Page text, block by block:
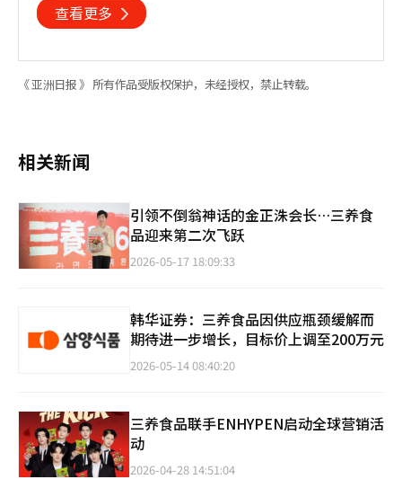
查看更多
《 亚洲日报 》 所有作品受版权保护，未经授权，禁止转载。
相关新闻
引领不倒翁神话的金正洙会长…三养食
品迎来第二次飞跃
2026-05-17 18:09:33
韩华证券：三养食品因供应瓶颈缓解而
期待进一步增长，目标价上调至200万元
2026-05-14 08:40:20
三养食品联手ENHYPEN启动全球营销活
动
2026-04-28 14:51:04